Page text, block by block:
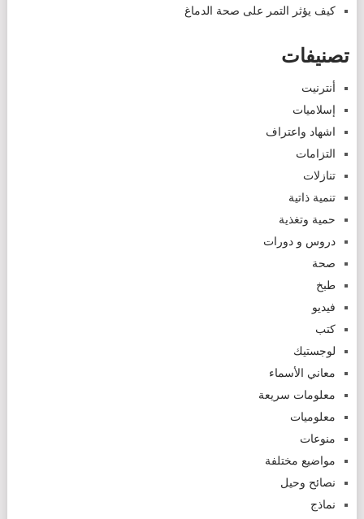
كيف يؤثر التمر على صحة الدماغ
تصنيفات
أنترنيت
إسلاميات
اشهاد واعتراف
التزامات
تنازلات
تنمية ذاتية
حمية وتغذية
دروس و دورات
صحة
طبخ
فيديو
كتب
لوجستيك
معاني الأسماء
معلومات سريعة
معلوميات
منوعات
مواضيع مختلفة
نصائح وحيل
نماذج